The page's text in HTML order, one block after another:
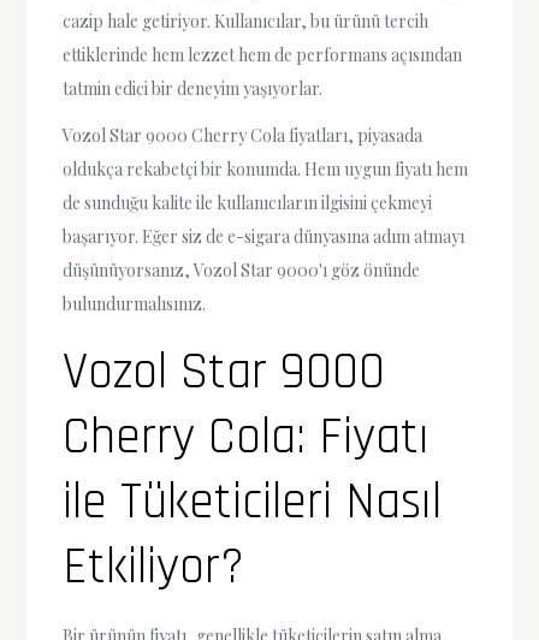
cazip hale getiriyor. Kullanıcılar, bu ürünü tercih
ettiklerinde hem lezzet hem de performans açısından
tatmin edici bir deneyim yaşıyorlar.
Vozol Star 9000 Cherry Cola fiyatları, piyasada
oldukça rekabetçi bir konumda. Hem uygun fiyatı hem
de sunduğu kalite ile kullanıcıların ilgisini çekmeyi
başarıyor. Eğer siz de e-sigara dünyasına adım atmayı
düşünüyorsanız, Vozol Star 9000'ı göz önünde
bulundurmalısınız.
Vozol Star 9000
Cherry Cola: Fiyatı
ile Tüketicileri Nasıl
Etkiliyor?